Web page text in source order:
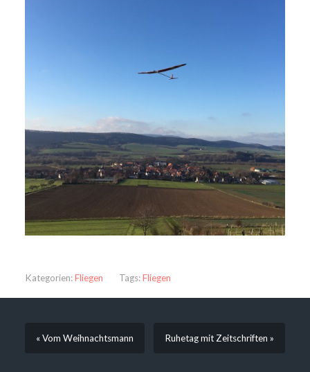
Kategorien:Fliegen Tags:Fliegen
« Vom Weihnachtsmann Ruhetag mit Zeitschriften »